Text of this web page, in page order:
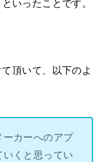
といったことです。
頂いて、以下のよ
ーカーへのアプ
くと思ってい